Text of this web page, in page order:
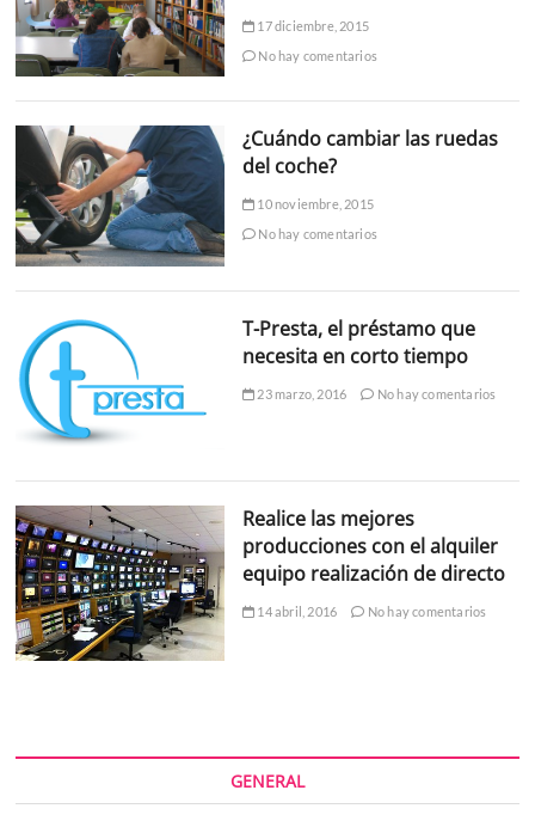
17 diciembre, 2015
No hay comentarios
¿Cuándo cambiar las ruedas
del coche?
10 noviembre, 2015
No hay comentarios
T-Presta, el préstamo que
necesita en corto tiempo
23 marzo, 2016 No hay comentarios
Realice las mejores
producciones con el alquiler
equipo realización de directo
14 abril, 2016 No hay comentarios
GENERAL